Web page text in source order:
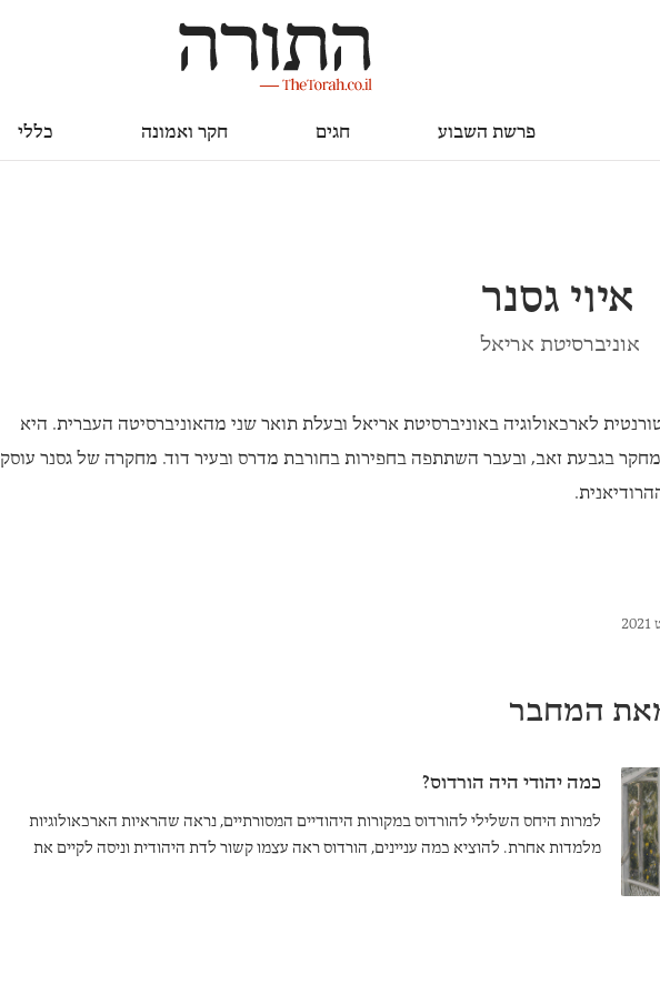
פרשת השבוע חגים חקר ואמונה כללי
חקר ואמונה כללי
איוי גסנר
אוניברסיטת אריאל
לארכאולוגיה באוניברסיטת אריאל ובעלת תואר שני מהאוניברסיטה העברית. היא
בגבעת זאב, ובעבר השתתפה בחפירות בחורבת מדרס ובעיר דוד. מחקרה של גסנר עוסק
המחבר
כמה יהודי היה הורדוס?
למרות היחס השלילי להורדוס במקורות היהודיים המסורתיים, נראה שהראיות הארכאולוגיות
מלמדות אחרת. להוציא כמה עניינים, הורדוס ראה עצמו קשור לדת היהודית וניסה לקיים את